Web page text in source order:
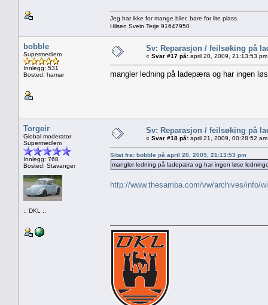
Jeg har ikke for mange biler, bare for lite plass.
Hilsen Svein Terje 91647950
bobble
Supermedlem
Innlegg: 531
Bosted: hamar
Sv: Reparasjon / feilsøking på
« Svar #17 på: april 20, 2009, 21:13:53
mangler ledning på ladepæra og har ingen
Torgeir
Global moderator
Supermedlem
Innlegg: 768
Bosted: Stavanger
:: DKL ::
Sv: Reparasjon / feilsøking på
« Svar #18 på: april 21, 2009, 00:28:52
Sitat fra: bobble på april 20, 2009, 21:13:53 pm
mangler ledning på ladepæra og har ingen løse
http://www.thesamba.com/vw/archives/info/